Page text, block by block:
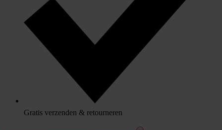
Gratis verzenden & retourneren